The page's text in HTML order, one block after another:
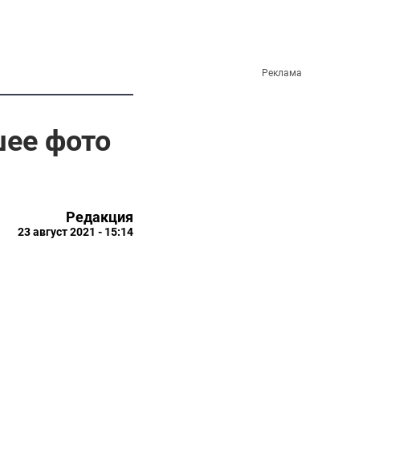
фото
Редакция
23 август 2021 - 15:14
Реклама